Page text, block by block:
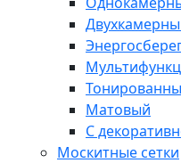
Матовый
С
Москитные сетки